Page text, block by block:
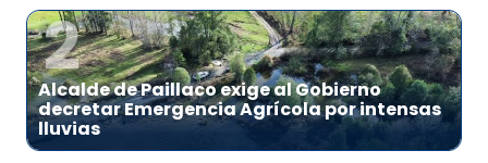
2
Alcalde de Paillaco exige al Gobierno
decretar Emergencia Agrícola por intensas
lluvias